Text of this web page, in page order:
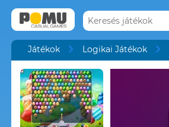
Játékok Logikai Játékok